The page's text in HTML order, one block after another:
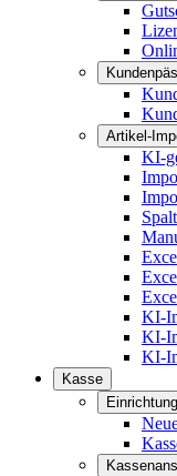
Artikel-
KI-
KI-
KI-
KI-
Kasse
Einrichtung